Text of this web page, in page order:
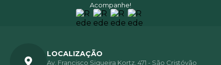
Acompanhe!
LOCALIZAÇÃO
Av. Francisco Siqueira Kortz, 471 - São Cristóvão